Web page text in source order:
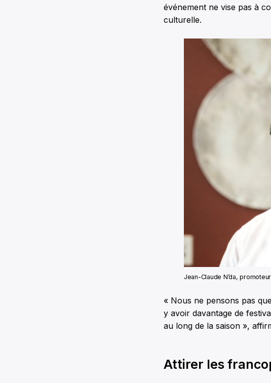
événement ne vise pas à
culturelle.
Jean-Claude N’da,
« Nous ne pensons pas
y avoir davantage de
au long de la saison »,
Attirer les